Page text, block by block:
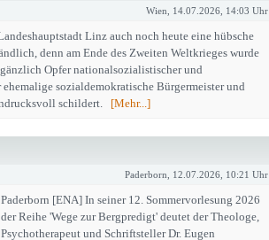
Wien, 14.07.2026, 14:03 Uhr
Linz auch noch heute eine hübsche
denn am Ende des Zweiten Weltkrieges wurde
Opfer nationalsozialistischer und
sozialdemokratische Bürgermeister und
schildert. [Mehr...]
Paderborn, 12.07.2026, 10:21 Uhr
Paderborn [ENA] In seiner 12. Sommervorlesung 2026
der Reihe 'Wege zur Bergpredigt' deutet der Theologe,
Psychotherapeut und Schriftsteller Dr. Eugen